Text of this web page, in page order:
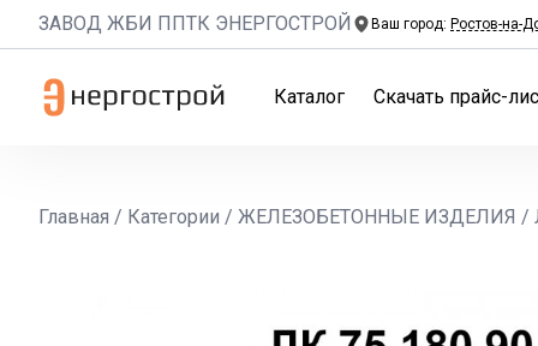
ЗАВОД ЖБИ ППТК ЭНЕРГОСТРОЙ Ваш город: Ростов-на-
Каталог Скачать прайс-
Главная / Категории / ЖЕЛЕЗОБЕТОННЫЕ ИЗДЕЛИЯ /